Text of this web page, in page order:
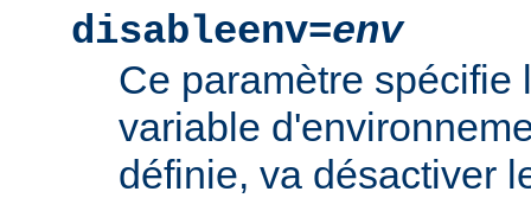
disableenv=env
Ce paramètre spécifie
variable
définie, va désactiver